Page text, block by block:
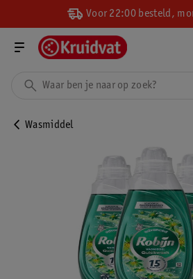
Voor 22:00 besteld,
Wasmiddel